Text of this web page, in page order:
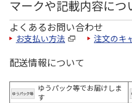
マークや記載内容につ
よくあるお問い合わせ
お支払い方法 注文のキ
配送情報について
ゆうパック等でお届けしま
す